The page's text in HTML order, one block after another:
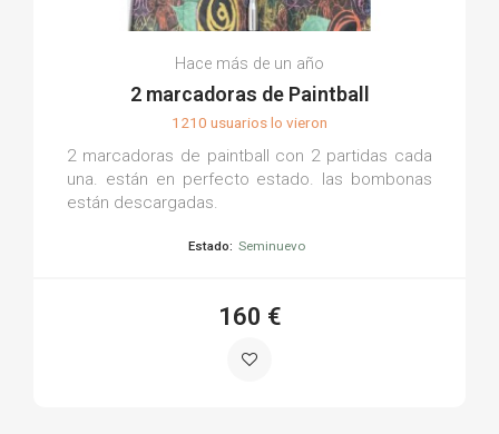
Hace más de un año
2 marcadoras de Paintball
1210 usuarios lo vieron
2 marcadoras de paintball con 2 partidas cada
una. están en perfecto estado. las bombonas
están descargadas.
Estado: Seminuevo
160 €